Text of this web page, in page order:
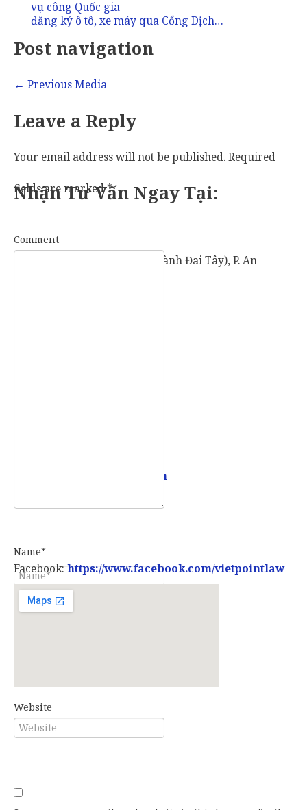
đăng ký ô tô, xe máy qua Cổng Dịch…
Post navigation
← Previous Media
Leave a Reply
Your email address will not be published.Required
fields are marked*
Comment
Name*
Website
Nhận Tư Vấn Ngay Tại:
57 Vành Đai Tây (số cũ: 936 Vành Đai Tây), P. An
info@vietpointlaw.vn
Facebook:https://www.facebook.com/vietpointlaw